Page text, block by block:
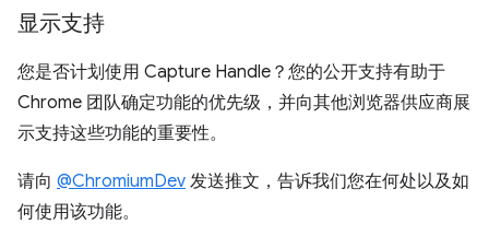
显示支持
您是否计划使用 Capture Handle？您的公开支持有助于
Chrome 团队确定功能的优先级，并向其他浏览器供应商展
示支持这些功能的重要性。
请向 @ChromiumDev 发送推文，告诉我们您在何处以及如
何使用该功能。